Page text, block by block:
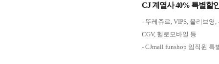
CJ 계열사 40% 특별할
- 뚜레쥬르, VIPS, 올리브영,
CGV, 헬로모바일 등
- CJmall funshop 임직원 특